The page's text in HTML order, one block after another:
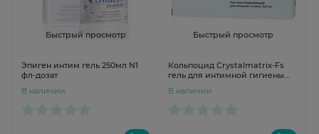
Быстрый просмотр
Эпиген интим гель 250мл N1
фл-дозат
В наличии
Быстрый просмотр
Кольпоцид Crystalmatrix-Fs
гель для интимной гигиены
В наличии